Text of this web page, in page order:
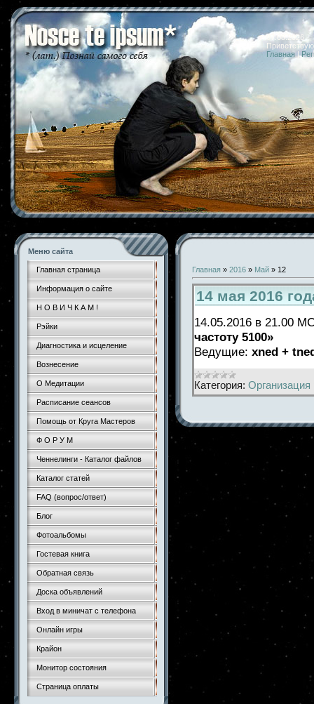
07.08.2026
Главная |
Меню сайта
Главная страница
Информация о сайте
Н О В И Ч К А М !
Рэйки
Диагностика и исцеление
Вознесение
О Медитации
Расписание сеансов
Помощь от Круга Мастеров
Ф О Р У М
Ченнелинги - Каталог файлов
Каталог статей
FAQ (вопрос/ответ)
Блог
Фотоальбомы
Гостевая книга
Обратная связь
Доска объявлений
Вход в миничат с телефона
Онлайн игры
Крайон
Монитор состояния
Страница оплаты
Главная » 2016 » Май » 12
14 мая 2016
14.05.2016 в 21.00
частоту 5100»
Ведущие: xned +
Категория: